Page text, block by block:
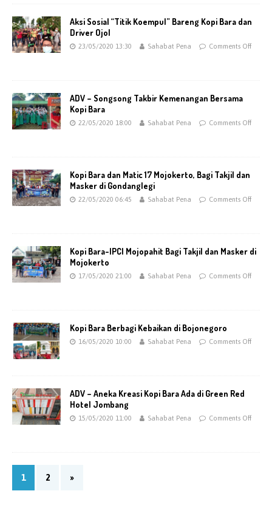
Aksi Sosial “Titik Koempul” Bareng Kopi Bara dan
Driver Ojol
23/05/2020 13:30 Sahabat Pena Comments Off
ADV – Songsong Takbir Kemenangan Bersama
Kopi Bara
22/05/2020 18:00 Sahabat Pena Comments Off
Kopi Bara dan Matic 17 Mojokerto, Bagi Takjil dan
Masker di Gondanglegi
22/05/2020 06:45 Sahabat Pena Comments Off
Kopi Bara-IPCI Mojopahit Bagi Takjil dan Masker di
Mojokerto
17/05/2020 21:00 Sahabat Pena Comments Off
Kopi Bara Berbagi Kebaikan di Bojonegoro
16/05/2020 10:00 Sahabat Pena Comments Off
ADV – Aneka Kreasi Kopi Bara Ada di Green Red
Hotel Jombang
15/05/2020 11:00 Sahabat Pena Comments Off
1 2 »